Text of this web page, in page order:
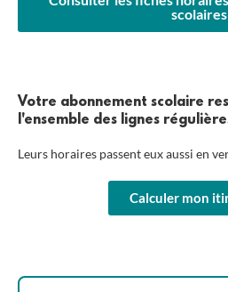
scolaires
Votre abonnement scolaire
l'ensemble des lignes
Leurs horaires passent eux aussi en
Calculer mon